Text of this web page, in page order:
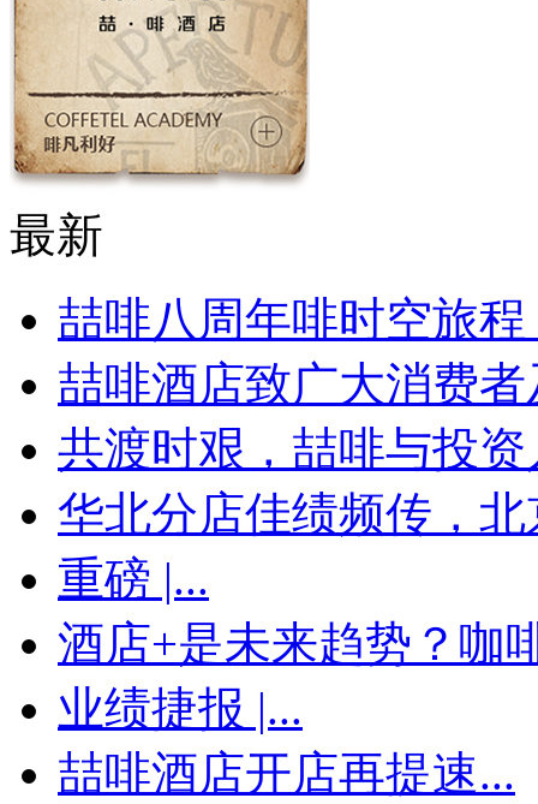
最新
喆啡八周年啡时空旅程
喆啡酒店致广大消费者
共渡时艰，喆啡与投
华北分店佳绩频传，北
重磅 |...
酒店+是未来趋势？咖
业绩捷报 |...
喆啡酒店开店再提速...